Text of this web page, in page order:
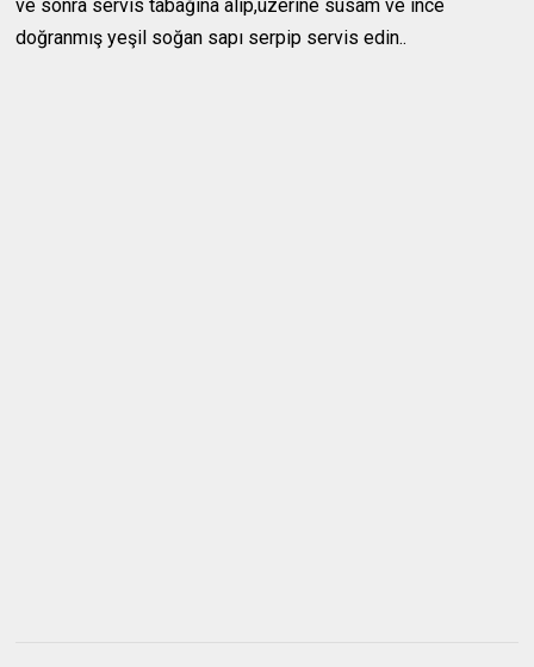
ve sonra servis tabağına alıp,üzerine susam ve ince
doğranmış yeşil soğan sapı serpip servis edin..